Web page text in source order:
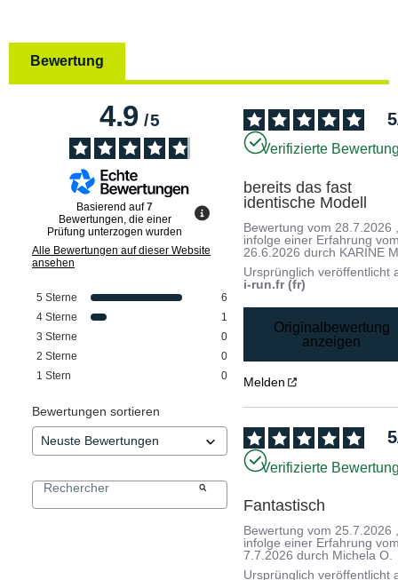
Bewertung
4.9/5
Basierend auf7
Bewertungen, die einer
Prüfung unterzogen wurden
Alle Bewertungen auf dieser Website
ansehen
5 Sterne
6
4 Sterne
1
3 Sterne
0
2 Sterne
0
1 Stern 0
Bewertungen sortieren
5
Verifizierte
bereits das fast
identische Modell
Bewertung vom 28.7.2026
infolge einer Erfahrung
26.6.2026 durch KARINE
Ursprünglich veröffentlicht
i-run.fr (fr)
Originalbewertung
anzeigen
Melden
5
Verifizierte
Fantastisch
Bewertung vom25.7.2026
infolge einer Erfahrung
7.7.2026 durch Michela O.
Ursprünglich veröffentlicht